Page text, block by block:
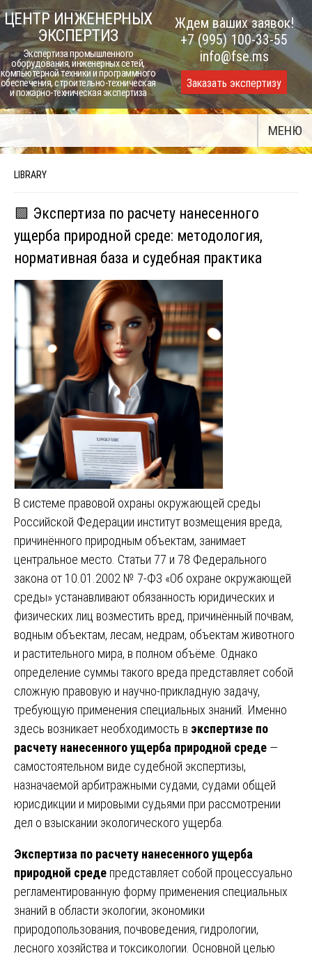
Skip
to
content
ЦЕНТР ИНЖЕНЕРНЫХ
ЭКСПЕРТИЗ
Экспертиза промышленного
оборудования, инженерных сетей,
компьютерной техники и программного
обеспечения, строительно-техническая
и пожарно-техническая экспертиза
Ждем ваших заявок!
+7 (995) 100-33-55
info@fse.ms
Заказать экспертизу
МЕНЮ
LIBRARY
🟩 Экспертиза по расчету нанесенного
ущерба природной среде: методология,
нормативная база и судебная практика
В системе правовой охраны окружающей среды
Российской Федерации институт возмещения вреда,
причинённого природным объектам, занимает
центральное место. Статьи 77 и 78 Федерального
закона от 10.01.2002 № 7-ФЗ «Об охране окружающей
среды» устанавливают обязанность юридических и
физических лиц возместить вред, причинённый почвам,
водным объектам, лесам, недрам, объектам животного
и растительного мира, в полном объёме. Однако
определение суммы такого вреда представляет собой
сложную правовую и научно-прикладную задачу,
требующую применения специальных знаний. Именно
здесь возникает необходимость в экспертизе по
расчету нанесенного ущерба природной среде —
самостоятельном виде судебной экспертизы,
назначаемой арбитражными судами, судами общей
юрисдикции и мировыми судьями при рассмотрении
дел о взыскании экологического ущерба.
Экспертиза по расчету нанесенного ущерба
природной среде представляет собой процессуально
регламентированную форму применения специальных
знаний в области экологии, экономики
природопользования, почвоведения, гидрологии,
лесного хозяйства и токсикологии. Основной целью